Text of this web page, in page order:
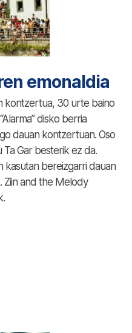
emonaldia
kontzertua, 30 urte baino
disko berria
dauan kontzertuan. Oso
Gar besterik ez da.
kasutan bereizgarri dauan
Ziin and the Melody